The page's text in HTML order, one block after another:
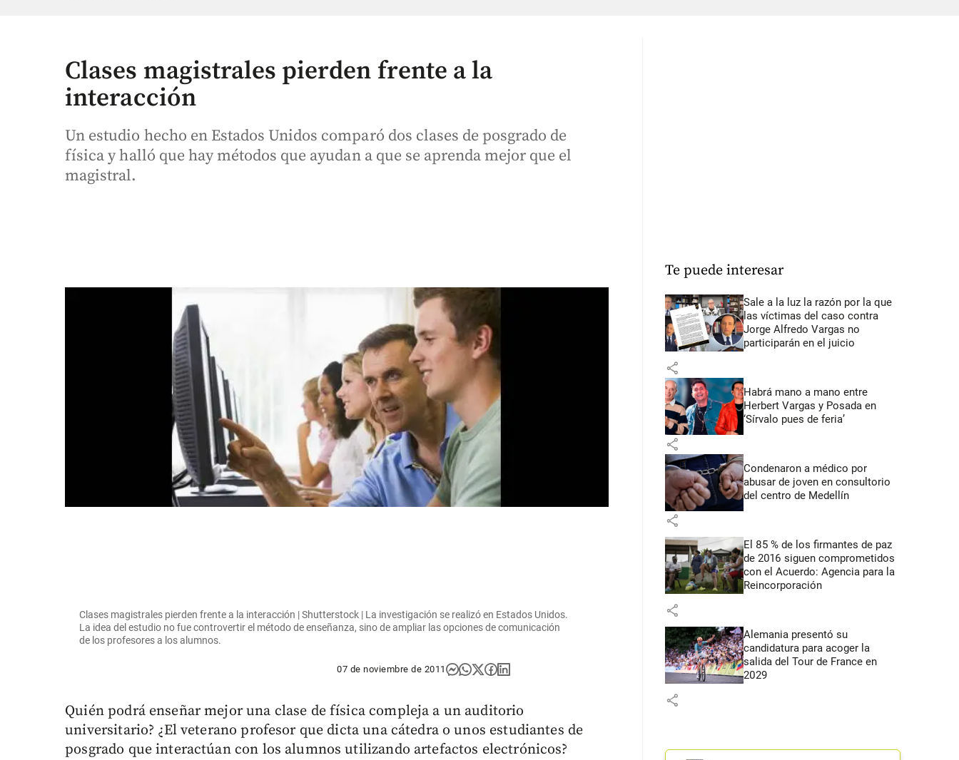
Clases magistrales pierden frente a la
interacción
Un estudio hecho en Estados Unidos comparó dos clases de posgrado de
física y halló que hay métodos que ayudan a que se aprenda mejor que el
magistral.
Clases magistrales pierden frente a la interacción | Shutterstock | La investigación se realizó en Estados Unidos.
La idea del estudio no fue controvertir el método de enseñanza, sino de ampliar las opciones de comunicación
de los profesores a los alumnos.
07 de noviembre de 2011
Quién podrá enseñar mejor una clase de física compleja a un auditorio
universitario? ¿El veterano profesor que dicta una cátedra o unos estudiantes de
posgrado que interactúan con los alumnos utilizando artefactos electrónicos?
Te puede interesar
Sale a la luz la razón por la que
las víctimas del caso contra
Jorge Alfredo Vargas no
participarán en el juicio
share
Habrá mano a mano entre
Herbert Vargas y Posada en
‘Sírvalo pues de feria’
share
Condenaron a médico por
abusar de joven en consultorio
del centro de Medellín
share
El 85 % de los firmantes de paz
de 2016 siguen comprometidos
con el Acuerdo: Agencia para la
Reincorporación
share
Alemania presentó su
candidatura para acoger la
salida del Tour de France en
2029
share